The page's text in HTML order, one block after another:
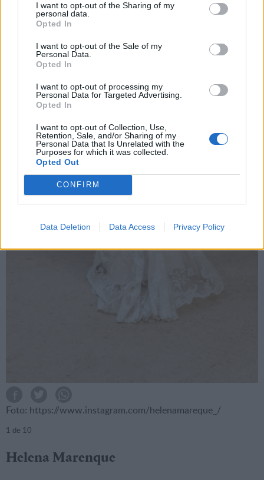
I want to opt-out of the Sharing of my
personal data.
Opted In
I want to opt-out of the Sale of my
Personal Data.
Opted In
I want to opt-out of processing my
Personal Data for Targeted Advertising.
Opted In
I want to opt-out of Collection, Use,
Retention, Sale, and/or Sharing of my
Personal Data that Is Unrelated with the
Purposes for which it was collected.
Opted Out
CONFIRM
Data Deletion Data Access Privacy Policy
Foto: https://www.instagram.com/helenamareque_/
1 de 10
Helena Marenque